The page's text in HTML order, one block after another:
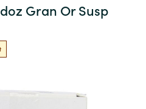
Gran Or Susp